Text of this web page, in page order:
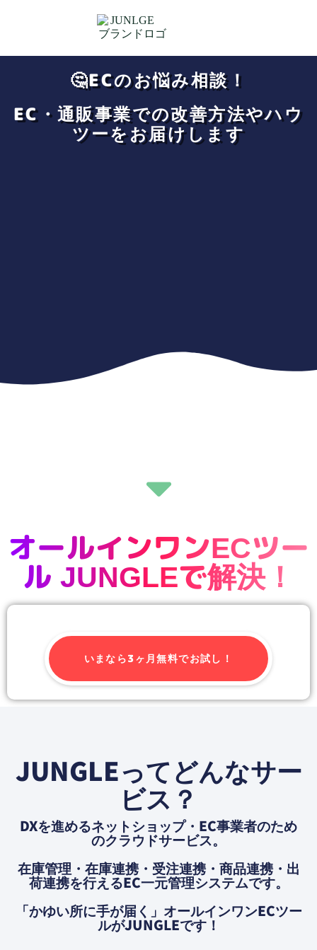
🤔ECのお悩み相談！
EC・通販事業での改善方法やハウ
ツーをお届けします
オールインワンECツー
ル JUNGLEで解決！
いまなら3ヶ月無料でお試し！
JUNGLEってどんなサー
ビス？
DXを進めるネットショップ・EC事業者のため
のクラウドサービス。
在庫管理・在庫連携・受注連携・商品連携・出
荷連携を⾏えるEC⼀元管理システムです。
「かゆい所に⼿が届く」オールインワンECツー
ルがJUNGLEです！